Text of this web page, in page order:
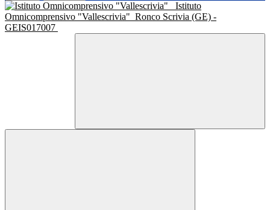
Istituto
Omnicomprensivo "Vallescrivia" Ronco Scrivia (GE) -
GEIS017007